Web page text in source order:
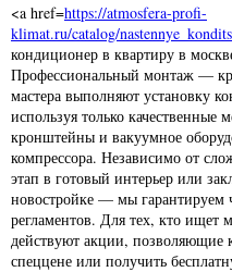
<a href=https://atmosfera-profi-
klimat.ru/catalog/
кондиционер в квартиру в
Профессиональный монтаж —
мастера выполняют установку
используя только
кронштейны и вакуумное
компрессора. Независимо от
этап в готовый интерьер или
новостройке — мы гарантируем
регламентов. Для тех, кто ищет
действуют акции, позволяющие
спеццене или получить